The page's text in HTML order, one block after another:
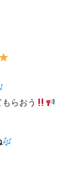
らおう